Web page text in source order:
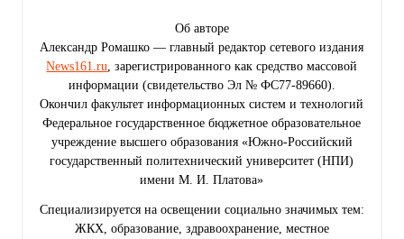
Об авторе
Александр Ромашко — главный редактор сетевого издания
News161.ru , зарегистрированного как средство массовой
информации (свидетельство Эл № ФС77-89660).
Окончил факультет информационных систем и технологий
Федеральное государственное бюджетное образовательное
учреждение высшего образования «Южно-Российский
государственный политехнический университет (НПИ)
имени М. И. Платова»
Специализируется на освещении социально значимых тем:
ЖКХ, образование, здравоохранение, местное